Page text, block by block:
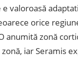
valoroasă
orice
anumită zonă
iar Seramis